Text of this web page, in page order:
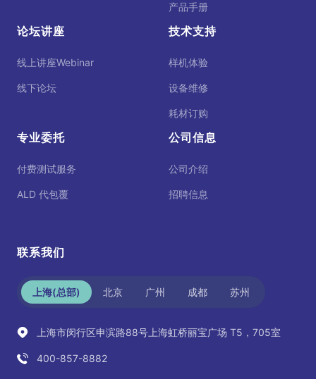
产品手册
论坛讲座
线上讲座Webinar
线下论坛
技术支持
样机体验
设备维修
耗材订购
专业委托
付费测试服务
ALD 代包覆
公司信息
公司介绍
招聘信息
联系我们
上海(总部) 北京 广州 成都 苏州
上海市闵行区申滨路88号上海虹桥丽宝广场 T5，705室
400-857-8882